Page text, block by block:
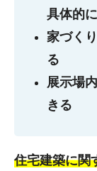
具体的
家づく
る
展示場
きる
住宅建築に関